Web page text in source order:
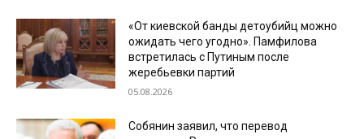
«От киевской банды детоубийц можно
ожидать чего угодно». Памфилова
встретилась с Путиным после
жеребьевки партий
05.08.2026
Собянин заявил, что перевод